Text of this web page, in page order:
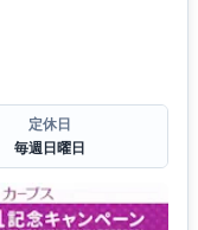
定休日
毎週日曜日